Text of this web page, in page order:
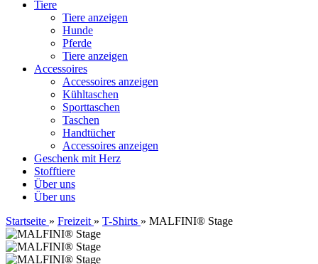
Tiere
Tiere anzeigen
Hunde
Pferde
Tiere anzeigen
Accessoires
Accessoires anzeigen
Kühltaschen
Sporttaschen
Taschen
Handtücher
Accessoires anzeigen
Geschenk mit Herz
Stofftiere
Über uns
Über uns
Startseite » Freizeit » T-Shirts » MALFINI® Stage